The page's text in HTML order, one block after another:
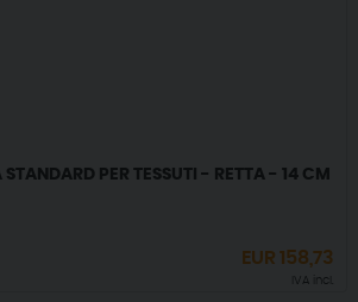
STANDARD PER TESSUTI - RETTA - 14 CM
EUR158,73
IVA incl.